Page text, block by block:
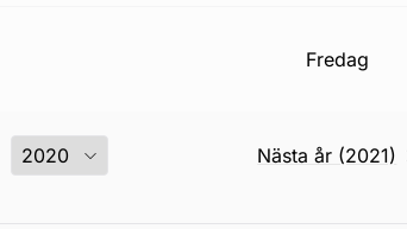
fredag
Nästa år (2021)